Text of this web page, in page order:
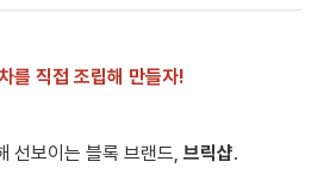
를 직접 조립해 만들자!
선보이는 블록 브랜드, 브릭샵.